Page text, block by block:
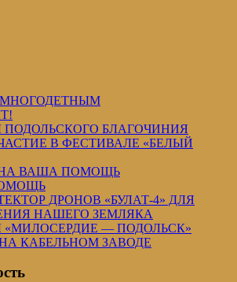
ПОДОЛЬСКОГО БЛАГОЧИНИЯ
В ФЕСТИВАЛЕ «БЕЛЫЙ
ВАША ПОМОЩЬ
ДРОНОВ «БУЛАТ-4» ДЛЯ
НАШЕГО ЗЕМЛЯКА
— ПОДОЛЬСК»
КАБЕЛЬНОМ ЗАВОДЕ